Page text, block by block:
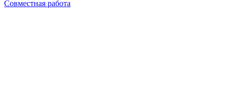
Совместная работа